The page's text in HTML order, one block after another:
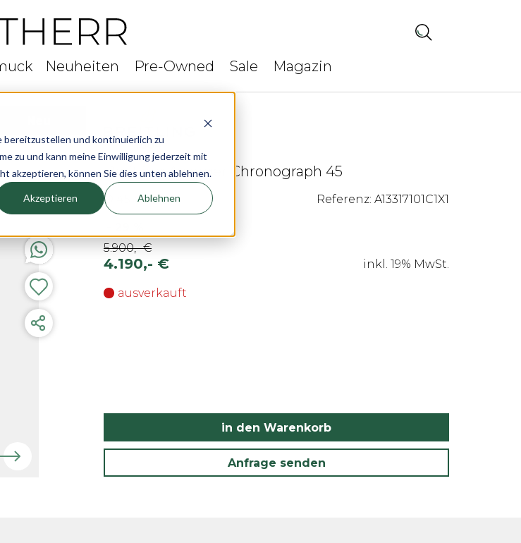
und kontinuierlich zu
zu und kann meine Einwilligung jederzeit mit
akzeptieren, können Sie dies unten ablehnen.
Akzeptieren Ablehnen
Neuheiten Pre-Owned Sale Magazin
Breitling Avenger Chronograph 45
Ø 45 mm Referenz: A13317101C1X1
4.190,- €
5.900,- €
inkl. 19% MwSt.
ausverkauft
in den Warenkorb
Anfrage senden